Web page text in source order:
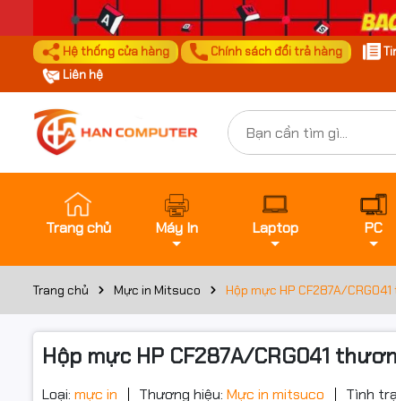
Hệ thống cửa hàng Chính sách đổi trả hàng
Liên hệ
Trang chủ Máy In Laptop PC
Trang chủ Mực in Mitsuco Hộp mực HP CF287A/
Hộp mực HP CF287A/CRG041
Loại: mực in Thương hiệu: Mực in mitsuco Tình